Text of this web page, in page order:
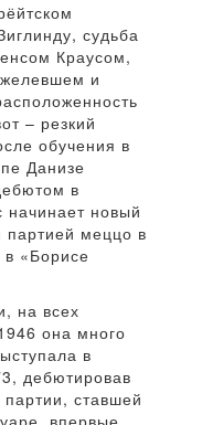
судьба
Краусом,
и
– резкий
обучения в
Данизе
в
новый
партией меццо в
«Борисе
на всех
она много
в
дебютировав
ставшей